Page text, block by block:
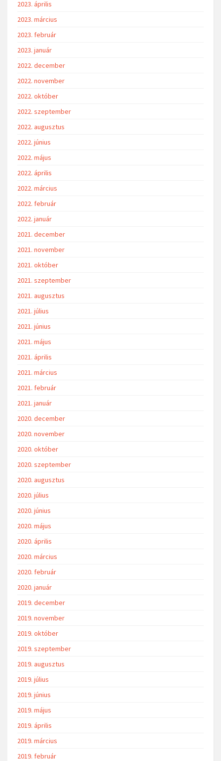
2023. április
2023. március
2023. február
2023. január
2022. december
2022. november
2022. október
2022. szeptember
2022. augusztus
2022. június
2022. május
2022. április
2022. március
2022. február
2022. január
2021. december
2021. november
2021. október
2021. szeptember
2021. augusztus
2021. július
2021. június
2021. május
2021. április
2021. március
2021. február
2021. január
2020. december
2020. november
2020. október
2020. szeptember
2020. augusztus
2020. július
2020. június
2020. május
2020. április
2020. március
2020. február
2020. január
2019. december
2019. november
2019. október
2019. szeptember
2019. augusztus
2019. július
2019. június
2019. május
2019. április
2019. március
2019. február